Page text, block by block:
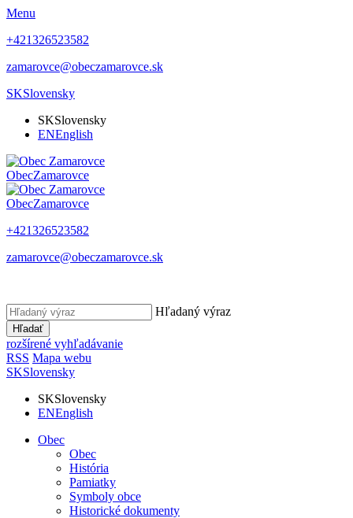
Menu
+421326523582
zamarovce@obeczamarovce.sk
SKSlovensky
SKSlovensky
ENEnglish
ObecZamarovce
ObecZamarovce
+421326523582
zamarovce@obeczamarovce.sk
Hľadaný výraz
Hľadať
rozšírené vyhľadávanie
RSS Mapa webu
SKSlovensky
SKSlovensky
ENEnglish
Obec
Obec
História
Pamiatky
Symboly obce
Historické dokumenty